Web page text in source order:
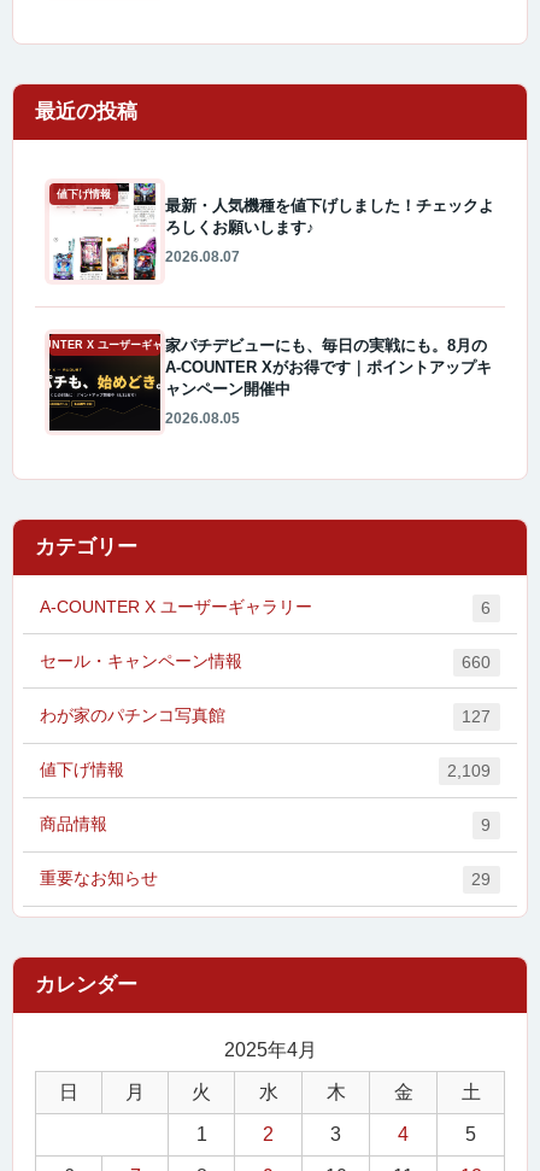
最近の投稿
値下げ情報
最新・人気機種を値下げしました！チェックよ
ろしくお願いします♪
2026.08.07
A-COUNTER X ユーザーギャラリー家パチデビューにも、毎日の実戦にも。8月の
A-COUNTER Xがお得です｜ポイントアップキ
ャンペーン開催中
2026.08.05
カテゴリー
A-COUNTER X ユーザーギャラリー 6
セール・キャンペーン情報 660
わが家のパチンコ写真館 127
値下げ情報 2,109
商品情報 9
重要なお知らせ 29
2025年4月
日 月 火 水 木 金 土
1 2 3 4 5